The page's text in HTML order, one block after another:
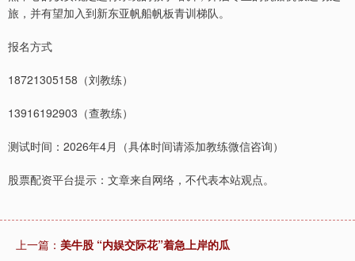
旅，并有望加入到新东亚帆船帆板青训梯队。
报名方式
18721305158（刘教练）
13916192903（查教练）
测试时间：2026年4月（具体时间请添加教练微信咨询）
股票配资平台提示：文章来自网络，不代表本站观点。
上一篇： 美牛股 “内娱交际花”着急上岸的瓜